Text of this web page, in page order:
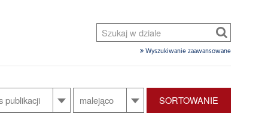
Wyszukiwanie zaawansowane
SORTOWANIE